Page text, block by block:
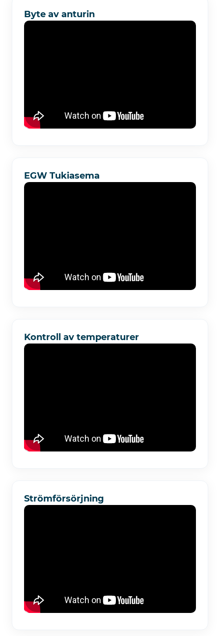
Byte av anturin
EGW Tukiasema
Kontroll av temperaturer
Strömförsörjning